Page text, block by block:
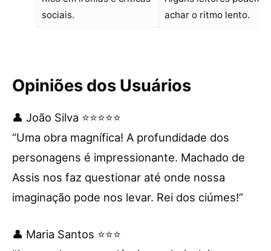
sociais.
achar o ritmo lento.
Opiniões dos Usuários
👤 João Silva ⭐⭐⭐⭐⭐
“Uma obra magnífica! A profundidade dos
personagens é impressionante. Machado de
Assis nos faz questionar até onde nossa
imaginação pode nos levar. Rei dos ciúmes!”
👤 Maria Santos ⭐⭐⭐